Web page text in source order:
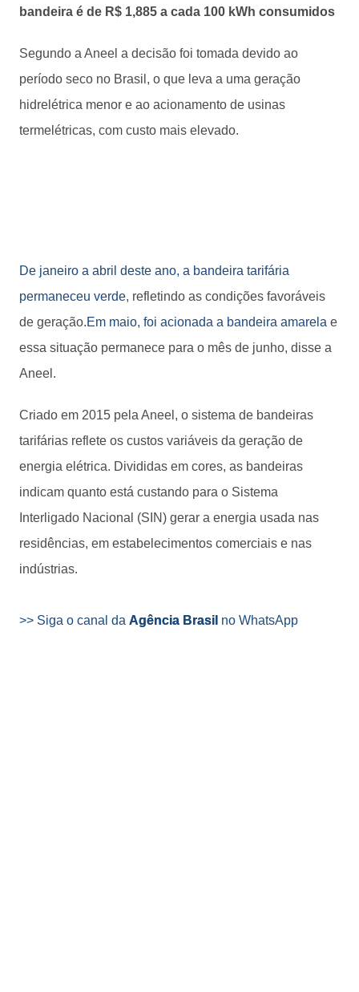
bandeira é de R$ 1,885 a cada 100 kWh consumidos
Segundo a Aneel a decisão foi tomada devido ao
período seco no Brasil, o que leva a uma geração
hidrelétrica menor e ao acionamento de usinas
termelétricas, com custo mais elevado.
De janeiro a abril deste ano, a bandeira tarifária
permaneceu verde, refletindo as condições favoráveis
de geração.Em maio, foi acionada a bandeira amarela e
essa situação permanece para o mês de junho, disse a
Aneel.
Criado em 2015 pela Aneel, o sistema de bandeiras
tarifárias reflete os custos variáveis da geração de
energia elétrica. Divididas em cores, as bandeiras
indicam quanto está custando para o Sistema
Interligado Nacional (SIN) gerar a energia usada nas
residências, em estabelecimentos comerciais e nas
indústrias.
>> Siga o canal da Agência Brasil no WhatsApp